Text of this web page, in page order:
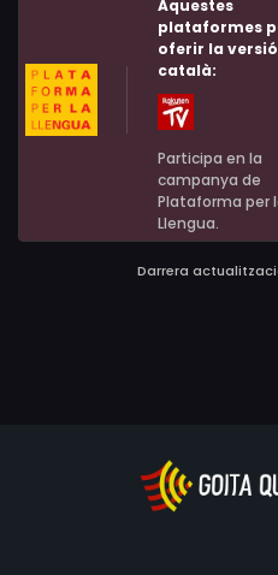
capgiraran de dalt a baix el
Aquestes
plataformes
oferir la
català:
Participa en la
campanya de
Plataforma per
Llengua.
Darrera